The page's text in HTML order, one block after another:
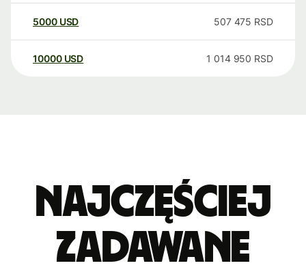
5000 USD 507 475 RSD
10000 USD 1 014 950 RSD
Najczęściej
zadawane